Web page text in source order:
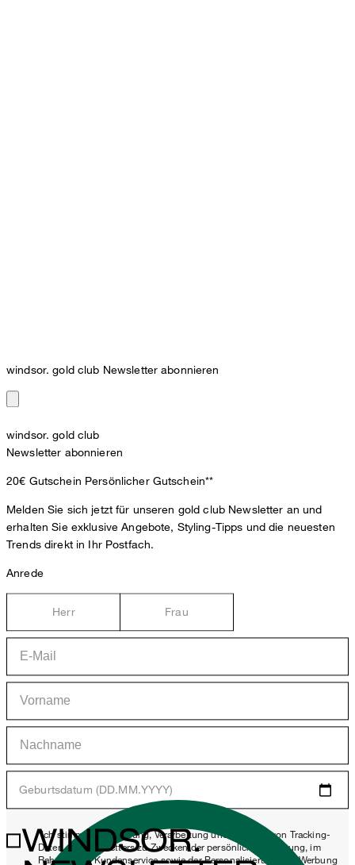
windsor. gold club Newsletter abonnieren
windsor. gold club
Newsletter abonnieren
20€ Gutschein Persönlicher Gutschein**
Melden Sie sich jetzt für unseren gold club Newsletter an und
erhalten Sie exklusive Angebote, Styling-Tipps und die neuesten
Trends direkt in Ihr Postfach.
Anrede
Herr Frau
Geburtsdatum (DD.MM.YYYY)
*Ich stimme der Erhebung, Verarbeitung und Nutzung von Tracking-
Daten des Newsletters zu Zwecken der persönlichen Beratung, im
Rahmen des Kundenservice sowie der Personalisierung von Werbung
WINDSOR.